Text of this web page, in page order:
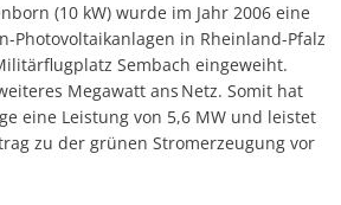
(10 kW) wurde im Jahr 2006 eine
Photovoltaikanlagen in Rheinland-Pfalz
Sembach eingeweiht.
Megawatt ans Netz. Somit hat
eine Leistung von 5,6 MW und leistet
zu der grünen Stromerzeugung vor